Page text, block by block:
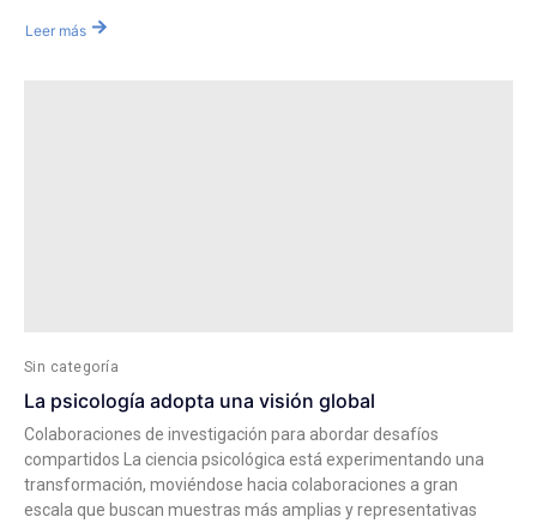
Leer más
Sin categoría
La psicología adopta una visión global
Colaboraciones de investigación para abordar desafíos
compartidos La ciencia psicológica está experimentando una
transformación, moviéndose hacia colaboraciones a gran
escala que buscan muestras más amplias y representativas